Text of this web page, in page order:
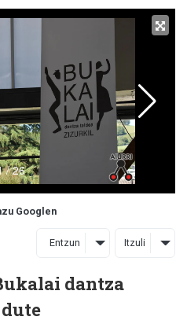
Googlen
Entzun Itzuli
dantza